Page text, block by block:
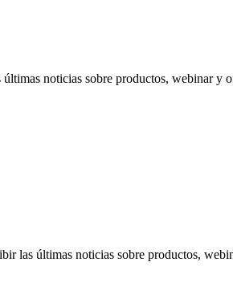
noticias sobre productos, webinar y
las últimas noticias sobre productos,